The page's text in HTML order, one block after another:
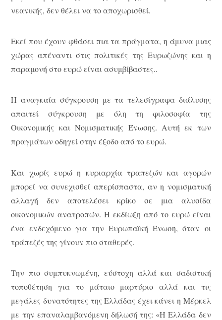
νεανικής, δεν θέλει να το αποχωρισθεί.
Εκεί που έχουν φθάσει πια τα πράγματα, η άμυνα μιας
χώρας απέναντι στις πολιτικές της Ευρωζώνης και η
παραμονή στο ευρώ είναι ασυμβίβαστες..
Η αναγκαία σύγκρουση με τα τελεσίγραφα διάλυσης
απαιτεί σύγκρουση με όλη τη φιλοσοφία της
Οικονομικής και Νομισματικής Ένωσης. Αυτή εκ των
πραγμάτων οδηγεί στην έξοδο από το ευρώ.
Και χωρίς ευρώ η κυριαρχία τραπεζών και αγορών
μπορεί να συνεχισθεί απερίσπαστα, αν η νομισματική
αλλαγή δεν αποτελέσει κρίκο σε μια αλυσίδα
οικονομικών ανατροπών. Η εκδίωξη από το ευρώ είναι
ένα ενδεχόμενο για την Ευρωπαϊκή Ένωση, όταν οι
τράπεζές της γίνουν πιο σταθερές.
Την πιο συμπυκνωμένη, εύστοχη αλλά και σαδιστική
τοποθέτηση για το μάταιο μαρτύριο αλλά και τις
μεγάλες δυνατότητες της Ελλάδας έχει κάνει η Μέρκελ
με την επαναλαμβανόμενη δήλωσή της: «Η Ελλάδα δεν